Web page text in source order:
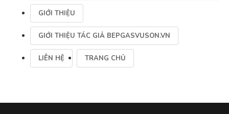
GIỚI THIỆU
GIỚI THIỆU TÁC GIẢ BEPGASVUSON.VN
LIÊN HỆ TRANG CHỦ